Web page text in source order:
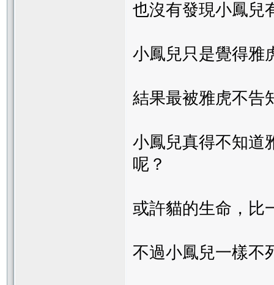
也沒有發現小鳳兒
小鳳兒只是覺得雅
結果最被雅虎不告
小鳳兒真得不知道
呢？
或許貓的生命，比
不過小鳳兒一樣不